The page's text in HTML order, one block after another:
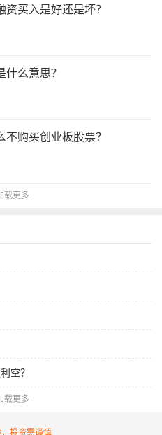
资买入是好还是坏？
什么意思？
不购买创业板股票？
载更多
空？
载更多
投资需谨慎